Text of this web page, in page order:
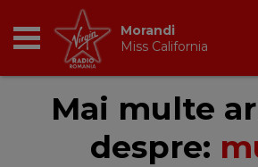
RADIO
BREAKFAST
Morandi
Miss California
Mai multe
despre: